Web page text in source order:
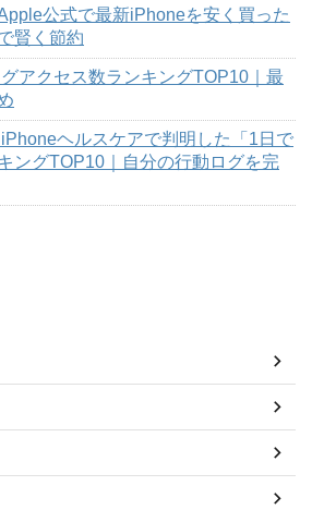
公式で最新iPhoneを安く買った
賢く節約
アクセス数ランキングTOP10｜最
iPhoneヘルスケアで判明した「1日で
ングTOP10｜自分の行動ログを完